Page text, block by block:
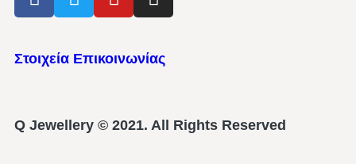
Στοιχεία Επικοινωνίας
Q Jewellery © 2021. All Rights Reserved